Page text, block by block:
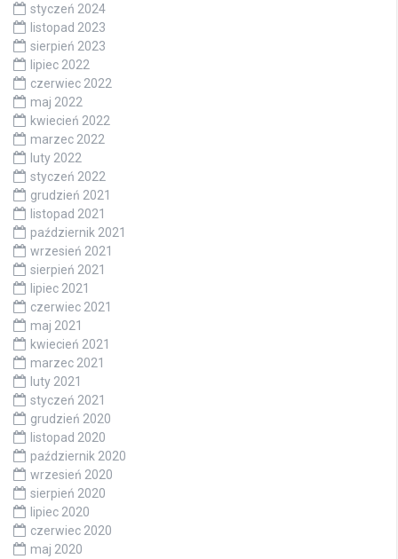
styczeń 2024
listopad 2023
sierpień 2023
lipiec 2022
czerwiec 2022
maj 2022
kwiecień 2022
marzec 2022
luty 2022
styczeń 2022
grudzień 2021
listopad 2021
październik 2021
wrzesień 2021
sierpień 2021
lipiec 2021
czerwiec 2021
maj 2021
kwiecień 2021
marzec 2021
luty 2021
styczeń 2021
grudzień 2020
listopad 2020
październik 2020
wrzesień 2020
sierpień 2020
lipiec 2020
czerwiec 2020
maj 2020